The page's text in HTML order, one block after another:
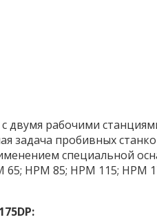
с двумя рабочими
задача пробивных
специальной
HPM 85; HPM 115; HPM